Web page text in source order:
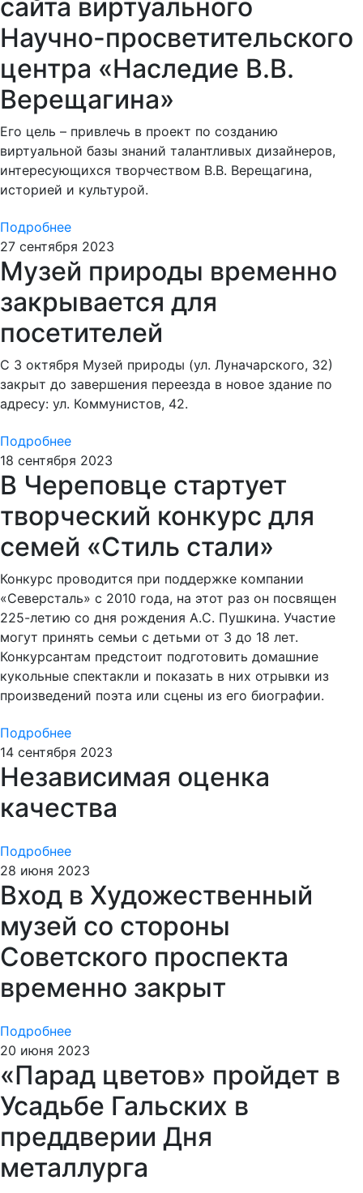
сайта виртуального
Научно-просветительского
центра «Наследие В.В.
Верещагина»
Его цель – привлечь в проект по созданию
виртуальной базы знаний талантливых дизайнеров,
интересующихся творчеством В.В. Верещагина,
историей и культурой.
Подробнее
27 сентября 2023
Музей природы временно
закрывается для
посетителей
С 3 октября Музей природы (ул. Луначарского, 32)
закрыт до завершения переезда в новое здание по
адресу: ул. Коммунистов, 42.
Подробнее
18 сентября 2023
В Череповце стартует
творческий конкурс для
семей «Стиль стали»
Конкурс проводится при поддержке компании
«Северсталь» с 2010 года, на этот раз он посвящен
225-летию со дня рождения А.С. Пушкина. Участие
могут принять семьи с детьми от 3 до 18 лет.
Конкурсантам предстоит подготовить домашние
кукольные спектакли и показать в них отрывки из
произведений поэта или сцены из его биографии.
Подробнее
14 сентября 2023
Независимая оценка
качества
Подробнее
28 июня 2023
Вход в Художественный
музей со стороны
Советского проспекта
временно закрыт
Подробнее
20 июня 2023
«Парад цветов» пройдет в
Усадьбе Гальских в
преддверии Дня
металлурга